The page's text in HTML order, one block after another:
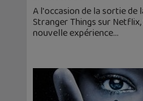
A l'occasion de la sortie de
Stranger Things sur
nouvelle expérience